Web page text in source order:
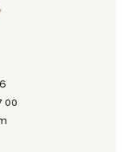
00